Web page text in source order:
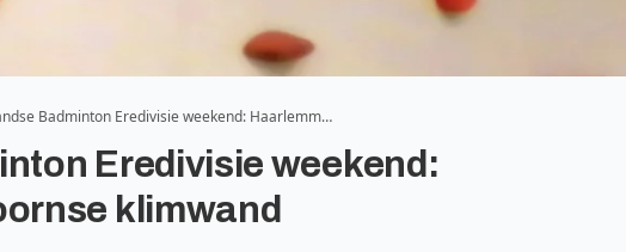
Badminton Eredivisie weekend: Haarlemm…
Eredivisie weekend:
klimwand